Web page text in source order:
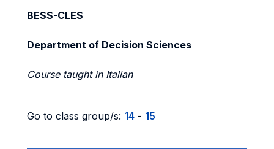
BESS-CLES
Department of Decision Sciences
Course taught in Italian
Go to class group/s: 14 - 15